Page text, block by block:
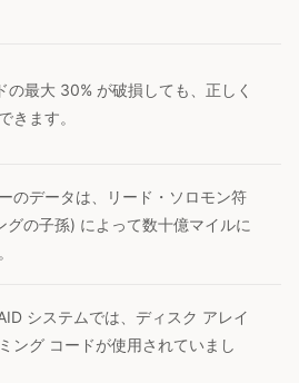
の最大 30% が破損しても、正しく
きます。
のデータは、リード・ソロモン符
グの子孫) によって数十億マイルに
システムでは、ディスク アレイ
ング コードが使用されていまし